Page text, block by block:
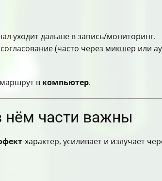
уходит дальше в запись/мониторинг.
(часто через микшер или
в компьютер.
нём части важны
-характер, усиливает и излучает